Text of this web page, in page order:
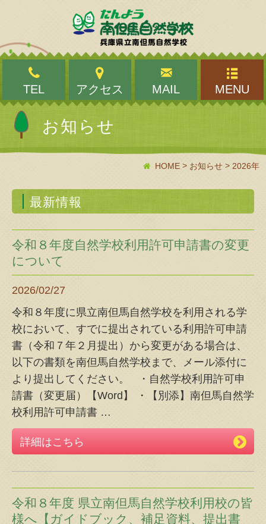
TEL アクセス MAIL MENU
お知らせ
HOME> お知らせ> 2026年
最新情報
令和８年度自然学校利用許可申請書の変更
について
2026/02/27
令和８年度に県立南但馬自然学校を利用される学
校において、すでに提出されている利用許可申請
書（令和７年２月提出）から変更がある場合は、
以下の書類を南但馬自然学校まで、メール添付に
より提出してください。 ・自然学校利用許可申
請書（変更届）【Word】 ・【別添】南但馬自然学
校利用許可申請書 …
詳細はこちら
令和８年度 県立南但馬自然学校利用校の皆
様へ【ガイドブック、補足資料、提出書